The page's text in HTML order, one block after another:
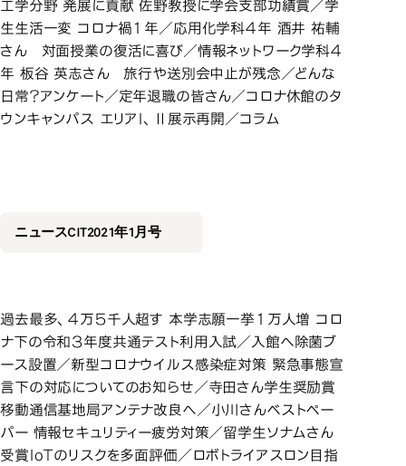
工学分野 発展に貢献 佐野教授に学会支部功績賞／学
生生活一変 コロナ禍１年／応用化学科４年 酒井 祐輔
さん 対面授業の復活に喜び／情報ネットワーク学科４
年 板谷 英志さん 旅行や送別会中止が残念／どんな
日常？アンケート／定年退職の皆さん／コロナ休館のタ
ウンキャンパス エリアＩ、Ⅱ展示再開／コラム
2021年1月号
ニュースCIT2021年1月号
過去最多、４万５千人超す 本学志願一挙１万人増 コロ
ナ下の令和３年度共通テスト利用入試／入館へ除菌ブ
ース設置／新型コロナウイルス感染症対策 緊急事態宣
言下の対応についてのお知らせ／寺田さん学生奨励賞
移動通信基地局アンテナ改良へ／小川さんベストペー
パー 情報セキュリティー疲労対策／留学生ソナムさん
受賞ＩoＴのリスクを多面評価／ロボトライアスロン目指